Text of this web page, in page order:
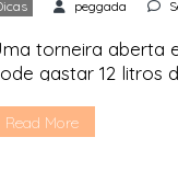
peggada
torneira aberta
gastar 12 litros
melhor.
Read More